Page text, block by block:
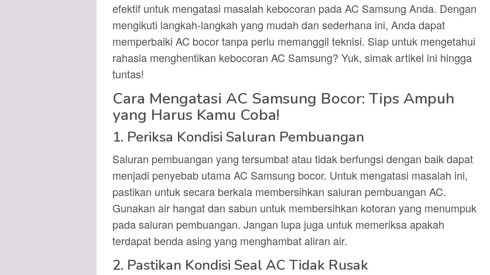
efektif untuk mengatasi masalah kebocoran pada AC Samsung Anda. Dengan
mengikuti langkah-langkah yang mudah dan sederhana ini, Anda dapat
memperbaiki AC bocor tanpa perlu memanggil teknisi. Siap untuk mengetahui
rahasia menghentikan kebocoran AC Samsung? Yuk, simak artikel ini hingga
tuntas!
Cara Mengatasi AC Samsung Bocor: Tips Ampuh
yang Harus Kamu Coba!
1. Periksa Kondisi Saluran Pembuangan
Saluran pembuangan yang tersumbat atau tidak berfungsi dengan baik dapat
menjadi penyebab utama AC Samsung bocor. Untuk mengatasi masalah ini,
pastikan untuk secara berkala membersihkan saluran pembuangan AC.
Gunakan air hangat dan sabun untuk membersihkan kotoran yang menumpuk
pada saluran pembuangan. Jangan lupa juga untuk memeriksa apakah
terdapat benda asing yang menghambat aliran air.
2. Pastikan Kondisi Seal AC Tidak Rusak